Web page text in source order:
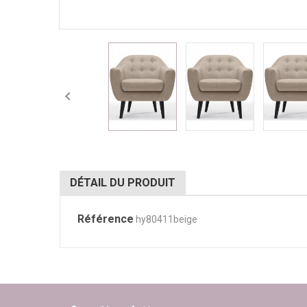

DÉTAIL DU PRODUIT
Référence hy80411beige